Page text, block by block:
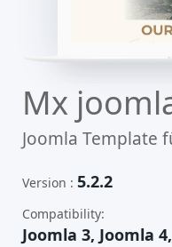
Mx
Joomla Template
Version : 5.2.2
Compatibility:
Joomla 3, Joomla